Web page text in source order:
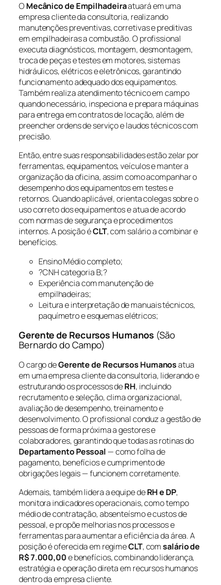
O Mecânico de Empilhadeiraatuará em uma
empresa cliente da consultoria, realizando
manutenções preventivas, corretivas e preditivas
em empilhadeiras a combustão. O profissional
executa diagnósticos, montagem, desmontagem,
troca de peças e testes em motores, sistemas
hidráulicos, elétricos e eletrônicos, garantindo
funcionamento adequado dos equipamentos.
Também realiza atendimento técnico em campo
quando necessário, inspeciona e prepara máquinas
para entrega em contratos de locação, além de
preencher ordens de serviço e laudos técnicos com
precisão.
Então, entre suas responsabilidades estão zelar por
ferramentas, equipamentos, veículos e manter a
organização da oficina, assim como acompanhar o
desempenho dos equipamentos em testes e
retornos. Quando aplicável, orienta colegas sobre o
uso correto dos equipamentos e atua de acordo
com normas de segurança e procedimentos
internos. A posição éCLT, com salário a combinar e
benefícios.
Ensino Médio completo;
?CNH categoria B;?
Experiência com manutenção de
empilhadeiras;
Leitura e interpretação de manuais técnicos,
paquímetro e esquemas elétricos;
Gerente de Recursos Humanos (São
Bernardo do Campo)
O cargo deGerente de Recursos Humanosatua
em uma empresa cliente da consultoria, liderando e
estruturando os processos deRH, incluindo
recrutamento e seleção, clima organizacional,
avaliação de desempenho, treinamento e
desenvolvimento. O profissional conduz a gestão de
pessoas de forma próxima a gestores e
colaboradores, garantindo que todas as rotinas do
Departamento Pessoal — como folha de
pagamento, benefícios e cumprimento de
obrigações legais — funcionem corretamente.
Ademais, também lidera a equipe deRH e DP,
monitora indicadores operacionais, como tempo
médio de contratação, absenteísmo e custos de
pessoal, e propõe melhorias nos processos e
ferramentas para aumentar a eficiência da área. A
posição é oferecida em regimeCLT, comsalário de
R$ 7.000,00e benefícios, combinando liderança,
estratégia e operação direta em recursos humanos
dentro da empresa cliente.